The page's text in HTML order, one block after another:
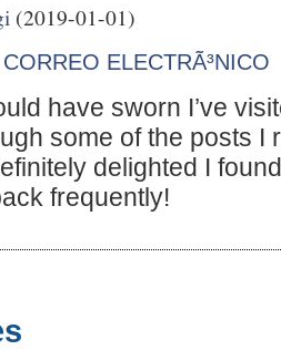
(2019-01-01)
ELECTRÃ³NICO
have sworn I’ve
some of the posts I
delighted I
frequently!